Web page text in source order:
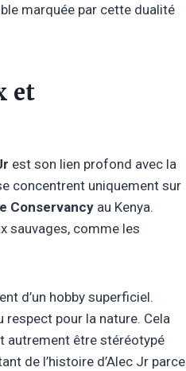
marquée par cette dualité
et
est son lien profond avec la
concentrent uniquement sur
Conservancy au Kenya.
sauvages, comme les
d’un hobby superficiel.
respect pour la nature. Cela
autrement être stéréotypé
de l’histoire d’Alec Jr parce